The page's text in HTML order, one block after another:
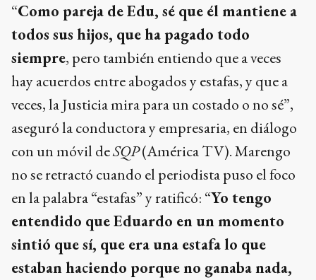
“Como pareja de Edu, sé que él mantiene a
todos sus hijos, que ha pagado todo
siempre, pero también entiendo que a veces
hay acuerdos entre abogados y estafas, y que a
veces, la Justicia mira para un costado o no sé”,
aseguró la conductora y empresaria, en diálogo
con un móvil deSQP(América TV). Marengo
no se retractó cuando el periodista puso el foco
en la palabra “estafas” y ratificó: “Yo tengo
entendido que Eduardo en un momento
sintió que sí, que era una estafa lo que
estaban haciendo porque no ganaba nada,